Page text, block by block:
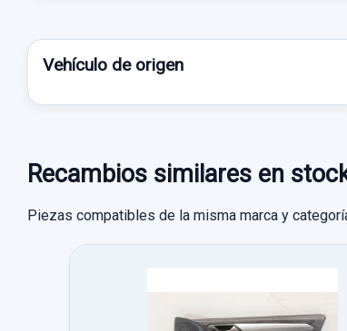
Vehículo de origen
Recambios similares en
Piezas compatibles de la misma marca y